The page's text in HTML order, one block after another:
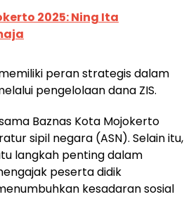
2025: Ning Ita
peran strategis dalam
pengelolaan dana ZIS.
Baznas Kota Mojokerto
sipil negara (ASN). Selain itu,
langkah penting dalam
peserta didik
kesadaran sosial